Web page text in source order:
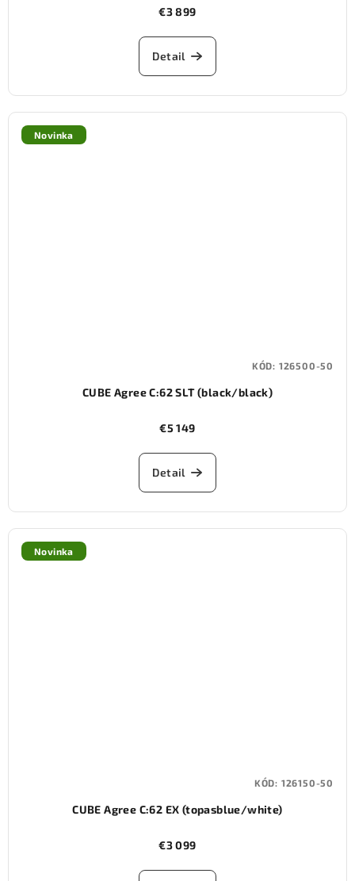
€3 899
Detail
Novinka
CUBE Agree C:62 SLT (black/black)
€5 149
Detail
KÓD: 126500-50
Novinka
CUBE Agree C:62 EX (topasblue/white)
€3 099
KÓD: 126150-50